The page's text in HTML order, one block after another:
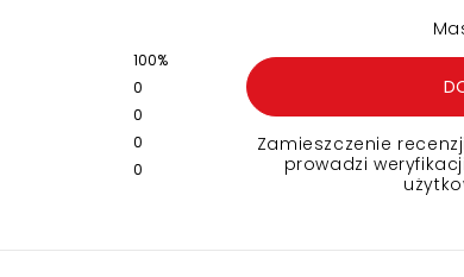
100%
0
0
0
0
Zamieszczenie
prowadzi